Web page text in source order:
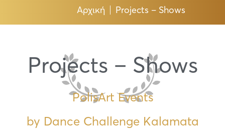
Αρχική Projects – Shows
Projects – Shows
PolisArt Events
by Dance Challenge Kalamata